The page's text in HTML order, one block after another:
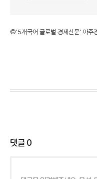
©'5개국어 글로벌 경제신문' 아주
댓글0